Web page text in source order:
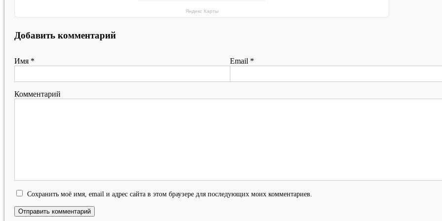
Яндекс Карты
Добавить комментарий
Имя * Email *
Комментарий
Сохранить моё имя, email и адрес сайта в этом браузере для последующих моих комментариев.